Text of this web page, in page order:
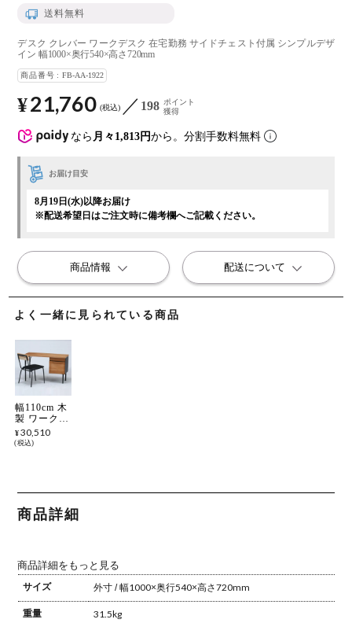
よく一緒に見られている商品
幅110cm 木
製 ワークデ
スク レアル
収納付き デ
しゃれ シン
プル ブルッ
クリンスタ
ーク
¥ 30,510
税込
商品詳細
商品詳細をもっと見る
サイズ
外寸 / 幅1000×奥行540×高さ720mm
重量 31.5kg
送料無料
デスク クレバー ワークデスク 在宅勤務 サイドチェスト付属 シンプルデザ
イン 幅1000×奥行540×高さ720mm
商品番号 FB-AA-1922
なら 月々1,813円から。分割手数料無料
¥21,760 税込 198 ポイント
獲得
お届け目安
8月19日(水)以降お届け
※配送希望日はご注文時に備考欄へご記載ください。
商品情報 配送について